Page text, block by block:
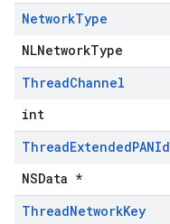
NetworkType
NLNetworkType
ThreadChannel
int
ThreadExtendedPANId
NSData *
ThreadNetworkKey